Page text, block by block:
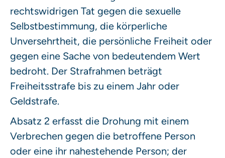
rechtswidrigen Tat gegen die sexuelle
Selbstbestimmung, die körperliche
Unversehrtheit, die persönliche Freiheit oder
gegen eine Sache von bedeutendem Wert
bedroht. Der Strafrahmen beträgt
Freiheitsstrafe bis zu einem Jahr oder
Geldstrafe.
Absatz 2 erfasst die Drohung mit einem
Verbrechen gegen die betroffene Person
oder eine ihr nahestehende Person; der